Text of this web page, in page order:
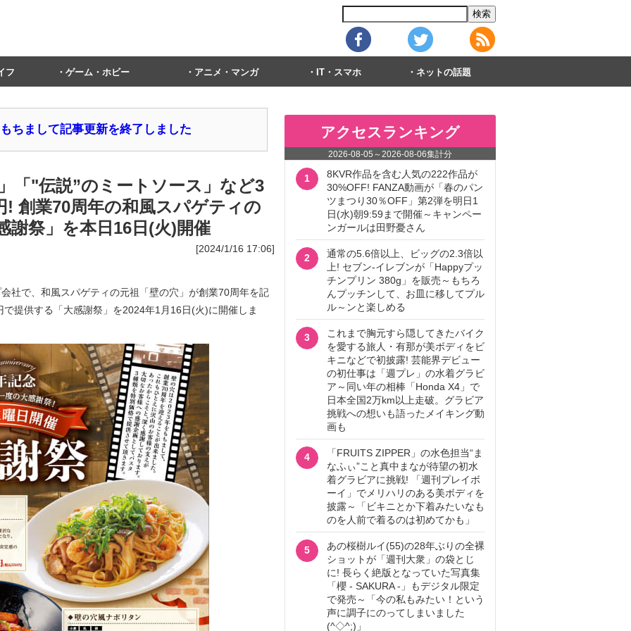
フ ゲーム・ホビー アニメ・マンガ IT・スマホ ネットの話題
ちまして記事更新を終了しました
「"伝説”のミートソース」など3
! 創業70周年の和風スパゲティの
謝祭」を本日16日(火)開催
[2024/1/16 17:06]
で、和風スパゲティの元祖「壁の穴」が創業70周年を記
提供する「大感謝祭」を2024年1月16日(火)に開催しま
アクセスランキング
2026-08-05 ～2026-08-06集計分
1
8KVR作品を含む人気の222作品が
30%OFF! FANZA動画が「春のパン
ツまつり30％OFF」第2弾を明日1
日(水)朝9:59まで開催～キャンペー
ンガールは田野憂さん
2
通常の5.6倍以上、ビッグの2.3倍以
上! セブン‐イレブンが「Happyプッ
チンプリン 380g」を販売～もちろ
んプッチンして、お皿に移してプル
ル～ンと楽しめる
3
これまで胸元すら隠してきたバイク
を愛する旅人・有那が美ボディをビ
キニなどで初披露! 芸能界デビュー
の初仕事は「週プレ」の水着グラビ
ア～同い年の相棒「Honda X4」で
日本全国2万km以上走破。グラビア
挑戦への想いも語ったメイキング動
画も
4
「FRUITS ZIPPER」の水色担当“ま
なふぃ”こと真中まなが待望の初水
着グラビアに挑戦! 「週刊プレイボ
ーイ」でメリハリのある美ボディを
披露～「ビキニとか下着みたいなも
のを人前で着るのは初めてかも」
5
あの桜樹ルイ(55)の28年ぶりの全裸
ショットが「週刊大衆」の袋とじ
に! 長らく絶版となっていた写真集
「櫻 - SAKURA -」もデジタル限定
で発売～「今の私もみたい！という
声に調子にのってしまいました
(^◇^;)」